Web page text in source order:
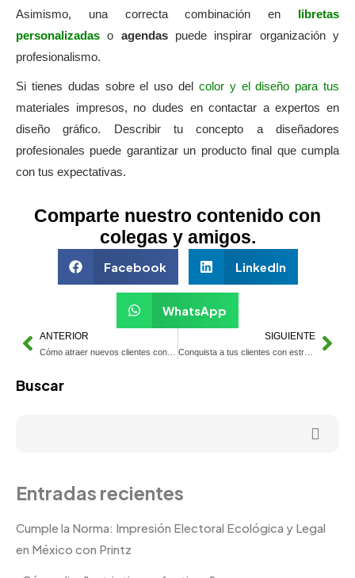
Asimismo, una correcta combinación en libretas
personalizadas o agendaspuede inspirar organización y
profesionalismo.
Si tienes dudas sobre el uso del color y el diseño para tus
materiales impresos, no dudes en contactar a expertos en
diseño gráfico. Describir tu concepto a diseñadores
profesionales puede garantizar un producto final que cumpla
con tus expectativas.
Comparte nuestro contenido con
colegas y amigos.
Facebook LinkedIn
WhatsApp
ANTERIOR SIGUIENTE
Conquista a tus clientes con estrategias de marketing de cumpleaños
Buscar
Entradas recientes
Cumple la Norma: Impresión Electoral Ecológica y Legal
en México con Printz